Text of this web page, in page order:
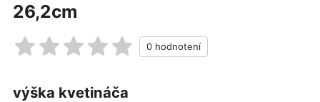
26,2cm
výška kvetináča